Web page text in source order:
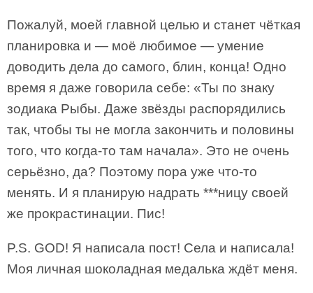
Пожалуй, моей главной целью и станет чёткая
планировка и — моё любимое — умение
доводить дела до самого, блин, конца! Одно
время я даже говорила себе: «Ты по знаку
зодиака Рыбы. Даже звёзды распорядились
так, чтобы ты не могла закончить и половины
того, что когда-то там начала». Это не очень
серьёзно, да? Поэтому пора уже что-то
менять. И я планирую надрать ***ницу своей
же прокрастинации. Пис!
P.S. GOD! Я написала пост! Села и написала!
Моя личная шоколадная медалька ждёт меня.